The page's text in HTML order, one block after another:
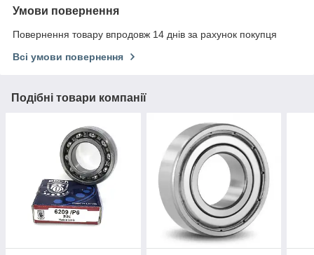
Умови повернення
Повернення товару впродовж 14 днів за рахунок покупця
Всі умови повернення
Подібні товари компанії